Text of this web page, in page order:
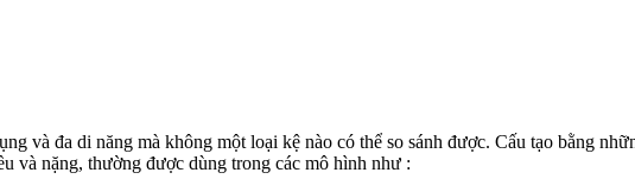
và đa di năng mà không một loại kệ nào có thể so sánh được. Cấu tạo bằng
và nặng, thường được dùng trong các mô hình như :